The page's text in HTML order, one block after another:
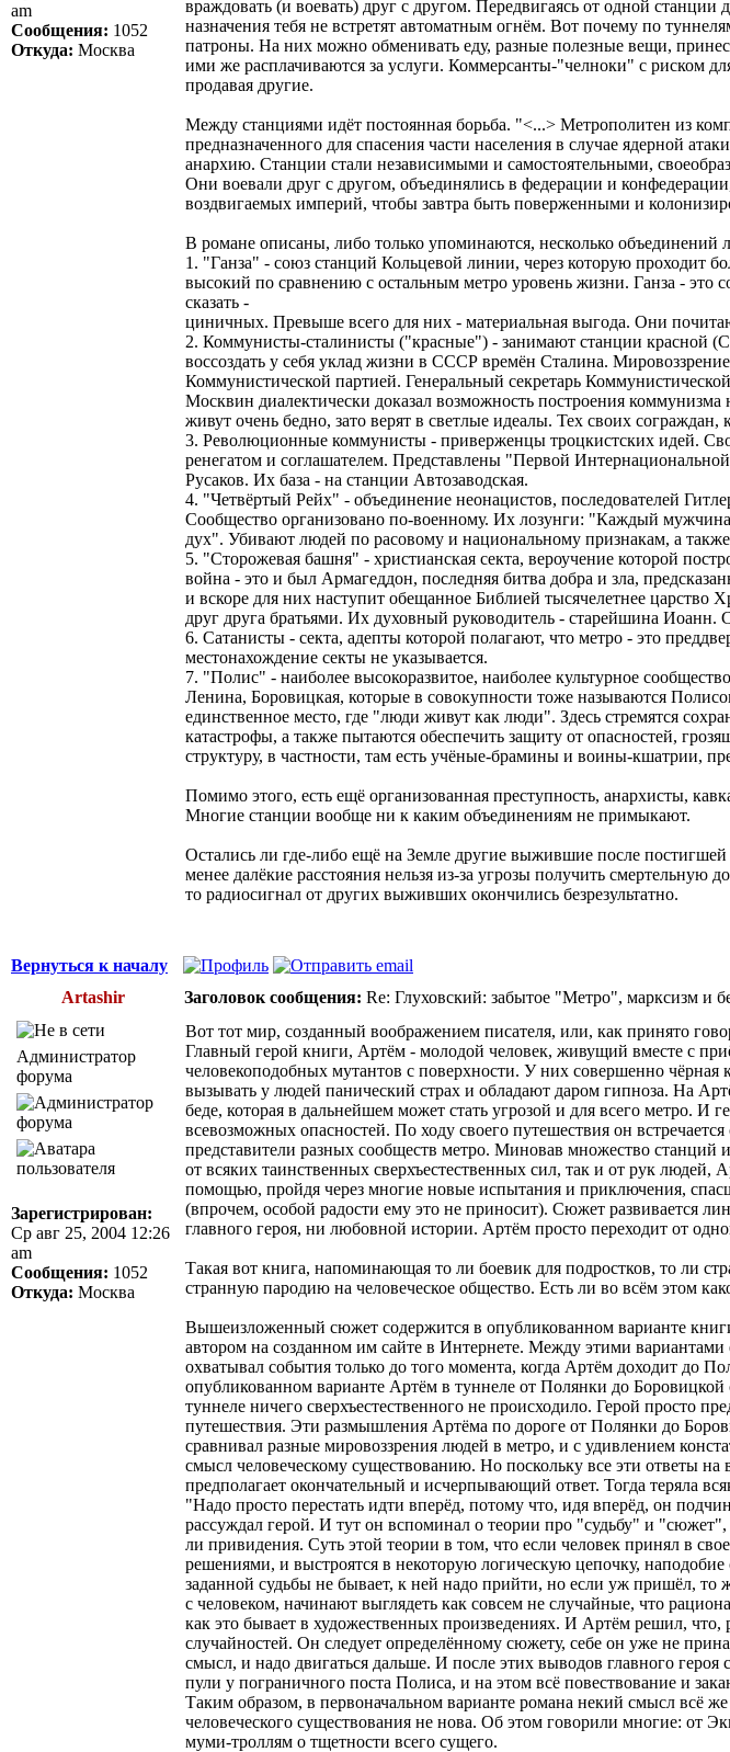
am
Сообщения: 1052
Откуда: Москва
враждовать (и воевать) друг с другом. Передвигаясь от одной
назначения тебя не встретят автоматным огнём. Вот почему по
патроны. На них можно обменивать еду, разные полезные вещи,
ими же расплачиваются за услуги. Коммерсанты-"челноки" с риском
продавая другие.
Между станциями идёт постоянная борьба. "<...> Метрополитен из
предназначенного для спасения части населения в случае ядерной
анархию. Станции стали независимыми и самостоятельными,
Они воевали друг с другом, объединялись в федерации и
воздвигаемых империй, чтобы завтра быть поверженными и
В романе описаны, либо только упоминаются, несколько
1. "Ганза" - союз станций Кольцевой линии, через которую проходит
высокий по сравнению с остальным метро уровень жизни. Ганза -
сказать -
циничных. Превыше всего для них - материальная выгода. Они
2. Коммунисты-сталинисты ("красные") - занимают станции красной
воссоздать у себя уклад жизни в СССР времён Сталина.
Коммунистической партией. Генеральный секретарь
Москвин диалектически доказал возможность построения
живут очень бедно, зато верят в светлые идеалы. Тех своих
3. Революционные коммунисты - приверженцы троцкистских идей.
ренегатом и соглашателем. Представлены "Первой
Русаков. Их база - на станции Автозаводская.
4. "Четвёртый Рейх" - объединение неонацистов, последователей
Сообщество организовано по-военному. Их лозунги: "Каждый
дух". Убивают людей по расовому и национальному признакам, а
5. "Сторожевая башня" - христианская секта, вероучение которой
война - это и был Армагеддон, последняя битва добра и зла,
и вскоре для них наступит обещанное Библией тысячелетнее царство
друг друга братьями. Их духовный руководитель - старейшина Иоанн.
6. Сатанисты - секта, адепты которой полагают, что метро - это
местонахождение секты не указывается.
7. "Полис" - наиболее высокоразвитое, наиболее культурное
Ленина, Боровицкая, которые в совокупности тоже называются
единственное место, где "люди живут как люди". Здесь стремятся
катастрофы, а также пытаются обеспечить защиту от опасностей,
структуру, в частности, там есть учёные-брамины и воины-кшатрии,
Помимо этого, есть ещё организованная преступность, анархисты,
Многие станции вообще ни к каким объединениям не примыкают.
Остались ли где-либо ещё на Земле другие выжившие после
менее далёкие расстояния нельзя из-за угрозы получить смертельную
то радиосигнал от других выживших окончились безрезультатно.
Вернуться к началу
Artashir
Заголовок сообщения: Re: Глуховский: забытое "Метро", марксизм и
Администратор
форума
Зарегистрирован:
Ср авг 25, 2004 12:26
am
Сообщения: 1052
Откуда: Москва
Вот тот мир, созданный воображением писателя, или, как принято
Главный герой книги, Артём - молодой человек, живущий вместе с
человекоподобных мутантов с поверхности. У них совершенно
вызывать у людей панический страх и обладают даром гипноза. На
беде, которая в дальнейшем может стать угрозой и для всего метро.
всевозможных опасностей. По ходу своего путешествия он
представители разных сообществ метро. Миновав множество станций
от всяких таинственных сверхъестественных сил, так и от рук
помощью, пройдя через многие новые испытания и приключения,
(впрочем, особой радости ему это не приносит). Сюжет развивается
главного героя, ни любовной истории. Артём просто переходит от
Такая вот книга, напоминающая то ли боевик для подростков, то ли
странную пародию на человеческое общество. Есть ли во всём этом
Вышеизложенный сюжет содержится в опубликованном варианте
автором на созданном им сайте в Интернете. Между этими
охватывал события только до того момента, когда Артём доходит до
опубликованном варианте Артём в туннеле от Полянки до
туннеле ничего сверхъестественного не происходило. Герой просто
путешествия. Эти размышления Артёма по дороге от Полянки до
сравнивал разные мировоззрения людей в метро, и с удивлением
смысл человеческому существованию. Но поскольку все эти ответы
предполагает окончательный и исчерпывающий ответ. Тогда теряла
"Надо просто перестать идти вперёд, потому что, идя вперёд, он
рассуждал герой. И тут он вспоминал о теории про "судьбу" и
ли привидения. Суть этой теории в том, что если человек принял в
решениями, и выстроятся в некоторую логическую цепочку,
заданной судьбы не бывает, к ней надо прийти, но если уж пришёл,
с человеком, начинают выглядеть как совсем не случайные, что
как это бывает в художественных произведениях. И Артём решил,
случайностей. Он следует определённому сюжету, себе он уже не
смысл, и надо двигаться дальше. И после этих выводов главного
пули у пограничного поста Полиса, и на этом всё повествование и
Таким образом, в первоначальном варианте романа некий смысл всё
человеческого существования не нова. Об этом говорили многие: от
муми-троллям о тщетности всего сущего.